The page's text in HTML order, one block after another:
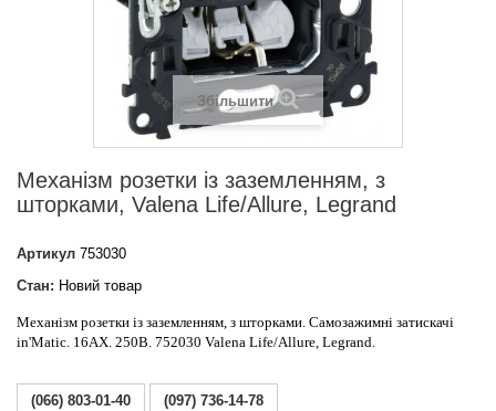
Збільшити
Механізм розетки із заземленням, з
шторками, Valena Life/Allure, Legrand
Артикул 753030
Стан: Новий товар
Механізм розетки із заземленням, з шторками. Самозажимні затискачі
in'Matic. 16АХ. 250В. 752030 Valena Life/Allure, Legrand.
(066) 803-01-40 (097) 736-14-78